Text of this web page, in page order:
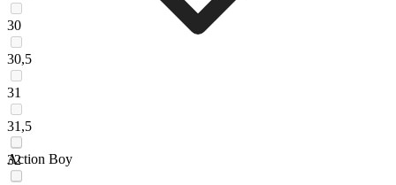
30
30,5
31
31,5
32
Action Boy